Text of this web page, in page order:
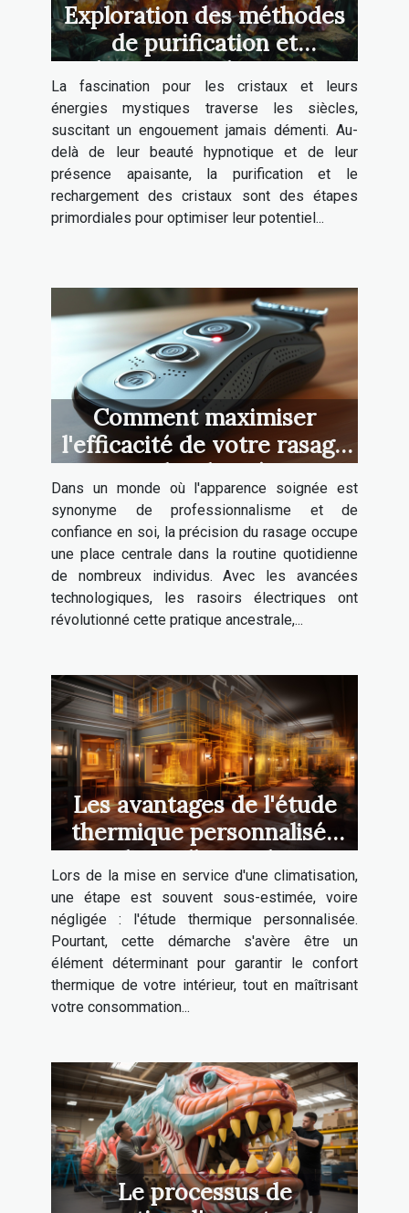
Exploration des méthodes
de purification et
rechargement des cristaux
La fascination pour les cristaux et leurs
énergies mystiques traverse les siècles,
suscitant un engouement jamais démenti. Au-
delà de leur beauté hypnotique et de leur
présence apaisante, la purification et le
rechargement des cristaux sont des étapes
primordiales pour optimiser leur potentiel...
Comment maximiser
l'efficacité de votre rasage
avec les dernières
technologies de rasoirs
électriques
Dans un monde où l'apparence soignée est
synonyme de professionnalisme et de
confiance en soi, la précision du rasage occupe
une place centrale dans la routine quotidienne
de nombreux individus. Avec les avancées
technologiques, les rasoirs électriques ont
révolutionné cette pratique ancestrale,...
Les avantages de l'étude
thermique personnalisée
avant l'installation de votre
climatisation
Lors de la mise en service d'une climatisation,
une étape est souvent sous-estimée, voire
négligée : l'étude thermique personnalisée.
Pourtant, cette démarche s'avère être un
élément déterminant pour garantir le confort
thermique de votre intérieur, tout en maîtrisant
votre consommation...
Le processus de